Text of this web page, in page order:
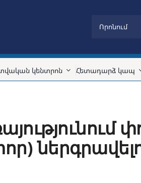
կենտրոն Հետադարձ կապ